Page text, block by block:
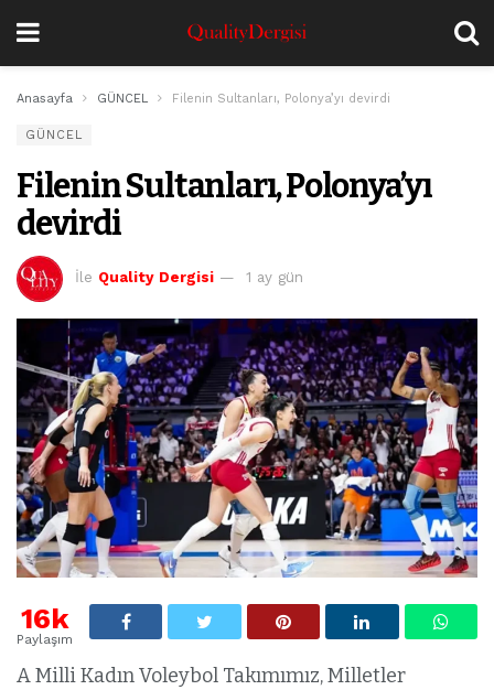
Anasayfa GÜNCEL Filenin Sultanları, Polonya’yı devirdi
GÜNCEL
Filenin Sultanları, Polonya’yı
devirdi
İle Quality Dergisi 1 ay gün
16k
Paylaşım
A Milli Kadın Voleybol Takımımız, Milletler